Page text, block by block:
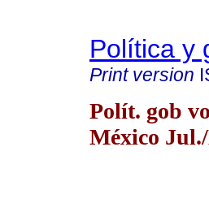
Política y
Print version
Polít. gob
México